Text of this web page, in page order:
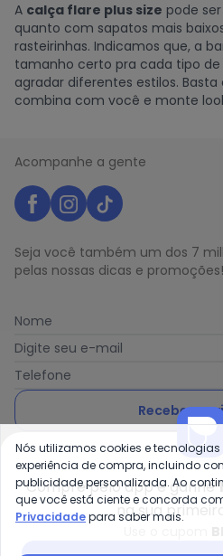
A calça flare plus size pode
quanto com sapatos mais
rasteirinhas. Indicamos que, a
tamanho certo pra cada tipo
agradar diferentes estilos.
combina com você e monte
Acompanhe a gente
Seja você também um dos 7
pelas nossas dicas e promoções!
Nome
Digite seu e-mail
Telefone
Receber
Ao enviar o cadastro, você
de
Compre pelo app e ganhe
na sua
Nós utilizamos cookies e
experiência de compra, incluindo
publicidade personalizada. Ao
que você está ciente e concorda
Privacidadepara saber mais.